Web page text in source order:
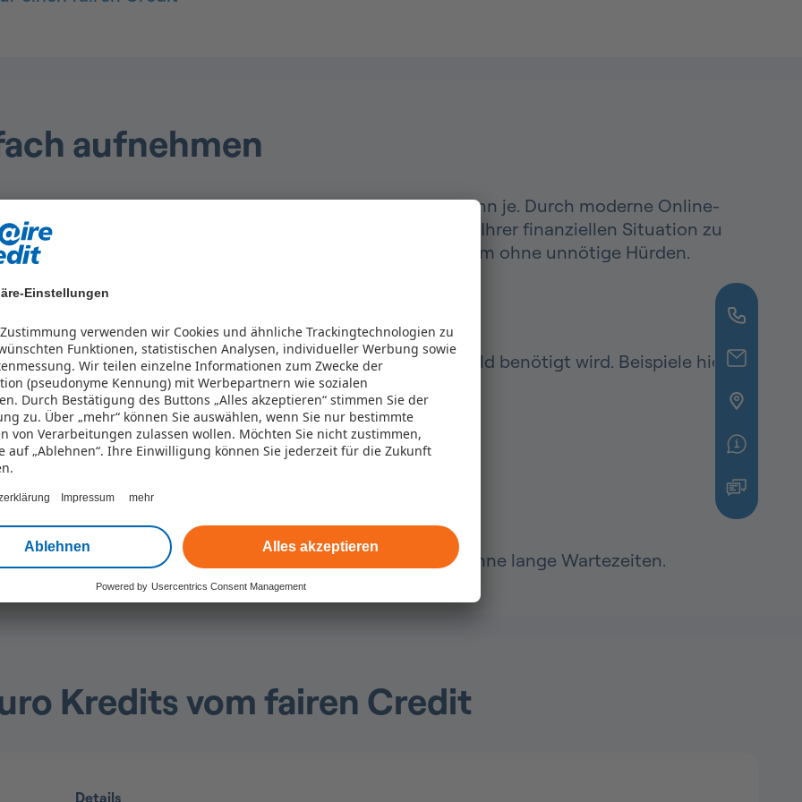
Einstellungen
verwenden wir Cookies und ähnliche Trackingtechnologien zu
Funktionen, statistischen Analysen, individueller Werbung sowie
Wir teilen einzelne Informationen zum Zwecke der
(pseudonyme Kennung) mit Werbepartnern wie sozialen
Durch Bestätigung des Buttons „Alles akzeptieren“ stimmen Sie der
zu. Über „mehr“ können Sie auswählen, wenn Sie nur bestimmte
von Verarbeitungen zulassen wollen. Möchten Sie nicht zustimmen,
auf „Ablehnen“. Ihre Einwilligung können Sie jederzeit für die Zukunft
Impressum mehr
Ablehnen Alles akzeptieren
Powered by Usercentrics Consent Management
aufnehmen
Euro aufnehmen möchten, ist dies heute einfacher denn je. Durch moderne Online-
Sie brauchen lediglich einige grundlegende Angaben zu Ihrer finanziellen Situation zu
Sichern Sie sich den nötigen finanziellen Spielraum ohne unnötige Hürden.
Euro helfen
eine schnelle Lösung bieten, wenn kurzfristig Geld benötigt wird. Beispiele hierfür
Spielraum, Ihre Pläne in die Tat umzusetzen, ohne lange Wartezeiten.
Kredits vom fairen Credit
Details